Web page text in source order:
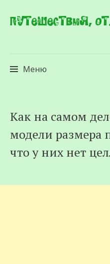
Путешествия,
Меню
к
содержимому
Как на самом
модели размера
что у них нет